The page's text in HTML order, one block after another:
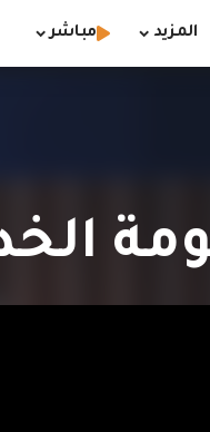
المزيد مباشر